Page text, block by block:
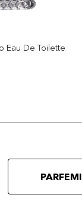
Eau De Toilette
PARFEMI